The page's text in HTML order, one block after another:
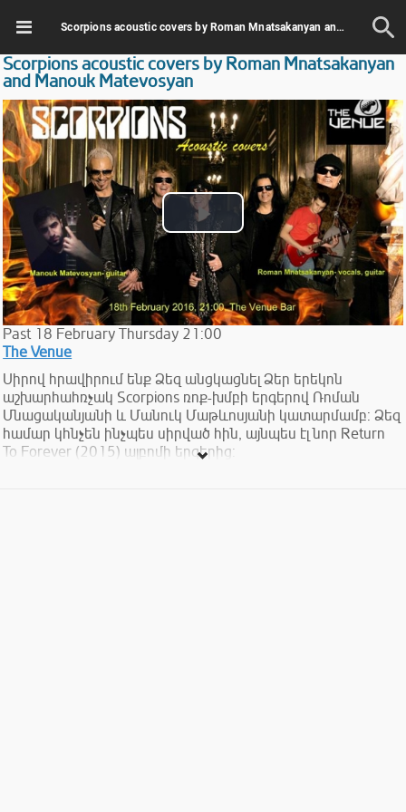
Scorpions acoustic covers by Roman Mnatsakanyan and Manouk Matevosyan
Scorpions acoustic covers by Roman Mnatsakanyan
and Manouk Matevosyan
Play
Video
Past 18 February Thursday 21:00
The Venue
Սիրով հրավիրում ենք Ձեզ անցկացնել Ձեր երեկոն
աշխարհահռչակ Scorpions ռոք-խմբի երգերով Ռոման
Մնացականյանի և Մանուկ Մաթևոսյանի կատարմամբ: Ձեզ
համար կհնչեն ինչպես սիրված հին, այնպես էլ նոր Return
To Forever (2015) ալբոմի երգերից: